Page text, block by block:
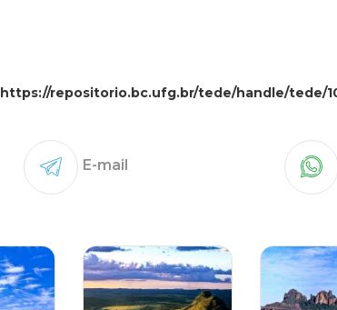
https://repositorio.bc.ufg.br/tede/handle/tede/
E-mail